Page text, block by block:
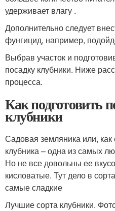
удерживает влагу .
Дополнительно следует
фунгицид, например,
Выбрав участок и
посадку клубники. Ниже
процесса.
Как подготовить
клубники
Садовая земляника или,
клубника – одна из самых
Но не все довольны ее
кисловатые. Тут дело в
самые сладкие
Лучшие сорта клубники.